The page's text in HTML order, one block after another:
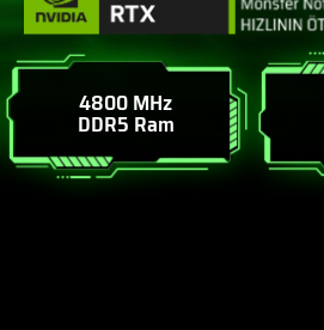
4800 MHz
DDR5 Ram